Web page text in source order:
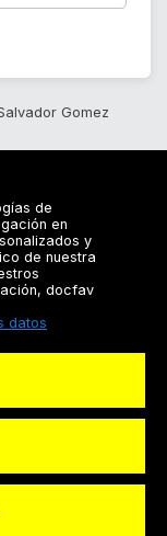
Gomez
S.L
de
en
y
de nuestra
docfav
datos